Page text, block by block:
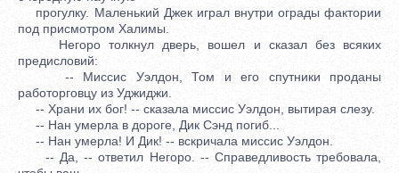
прогулку. Маленький Джек играл внутри ограды фактории
под присмотром Халимы.
Негоро толкнул дверь, вошел и сказал без всяких
предисловий:
-- Миссис Уэлдон, Том и его спутники проданы
работорговцу из Уджиджи.
-- Храни их бог! -- сказала миссис Уэлдон, вытирая слезу.
-- Нан умерла в дороге, Дик Сэнд погиб...
-- Нан умерла! И Дик! -- вскричала миссис Уэлдон.
-- Да, -- ответил Негоро. -- Справедливость требовала,